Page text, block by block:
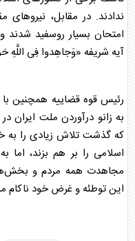
ندادند. در مقابل،
امتحان بسیار روسفید
آیه شریفه «وَجاهِدوا فِی اللَّهِ
رئیسقوه قضاییه همچنین با
به زانو درآوردن ملت ایران
که گذشت تلاش زیادی را به
اسلامی را بر هم بزند،
مجاهدت همه مردم و
این توطئه و غرض خود ناکام